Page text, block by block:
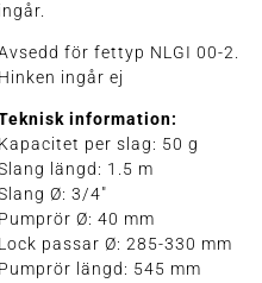
ingår.
för fettyp NLGI 00-2.
Hinken ingår ej
information:
Kapacitet per slag: 50 g
längd: 1.5 m
Ø: 3/4"
Pumprör Ø: 40 mm
Lock passar Ø: 285-330 mm
Pumprör längd: 545 mm